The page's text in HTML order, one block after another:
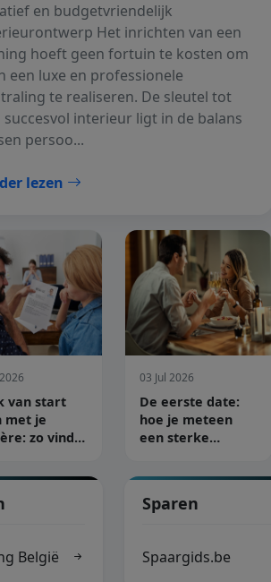
en budgetvriendelijk
Het inrichten van een
hoeft geen fortuin te kosten om
een luxe en professionele
te realiseren. De sleutel tot
succesvol interieur ligt in de balans
persoo...
lezen
van start
met je
zo vind
03 Jul 2026
De eerste date:
hoe je meteen
een sterke
België
Sparen
Spaargids.be